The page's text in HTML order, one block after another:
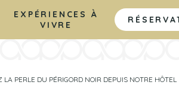
EXPÉRIENCES À
VIVRE
PERLE DU PÉRIGORD NOIR DEPUIS NOTRE HÔTEL